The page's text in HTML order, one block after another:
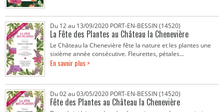
Du 12 au 13/09/2020 PORT-EN-BESSIN (14520)
La Fête des Plantes au Château la Chenevière
Le Château la Chenevière fête la nature et les plantes une
sixième année consécutive. Fleurettes, pétales...
En savoir plus >
Du 02 au 03/05/2020 PORT-EN-BESSIN (14520)
Fête des Plantes au Château la Chenevière